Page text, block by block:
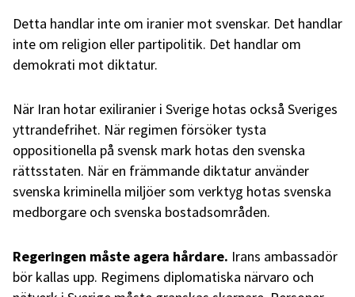
Detta handlar inte om iranier mot svenskar. Det handlar
inte om religion eller partipolitik. Det handlar om
demokrati mot diktatur.
När Iran hotar exiliranier i Sverige hotas också Sveriges
yttrandefrihet. När regimen försöker tysta
oppositionella på svensk mark hotas den svenska
rättsstaten. När en främmande diktatur använder
svenska kriminella miljöer som verktyg hotas svenska
medborgare och svenska bostadsområden.
Regeringen måste agera hårdare. Irans ambassadör
bör kallas upp. Regimens diplomatiska närvaro och